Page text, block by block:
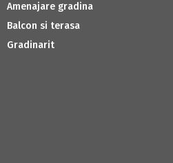
Amenajare gradina
Balcon si terasa
Gradinarit